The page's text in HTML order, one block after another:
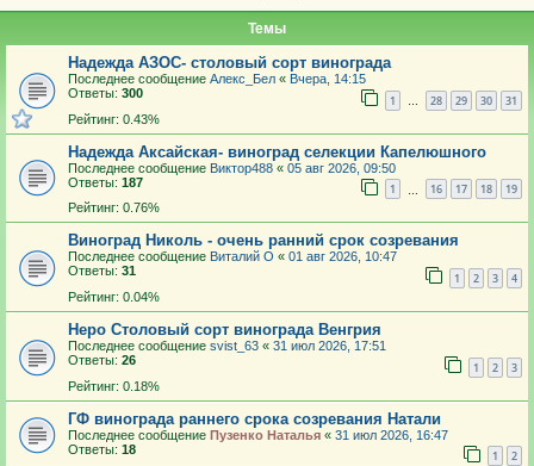
Темы
Надежда АЗОС- столовый сорт винограда
Последнее сообщение Алекс_Бел « Вчера, 14:15
Ответы: 300 1 … 28 29 30 31
Рейтинг: 0.43%
Надежда Аксайская- виноград селекции Капелюшного
Последнее сообщение Виктор488 « 05 авг 2026, 09:50
Ответы: 187 1 16 17 18 19
Рейтинг: 0.76%
Виноград Николь - очень ранний срок созревания
Последнее сообщение Виталий О « 01 авг 2026, 10:47
Ответы: 31 1 2 3 4
Рейтинг: 0.04%
Неро Столовый сорт винограда Венгрия
Последнее сообщение svist_63 « 31 июл 2026, 17:51
Ответы: 26 1 2 3
Рейтинг: 0.18%
ГФ винограда раннего срока созревания Натали
Последнее сообщение Пузенко Наталья « 31 июл 2026, 16:47
Ответы: 18 1 2